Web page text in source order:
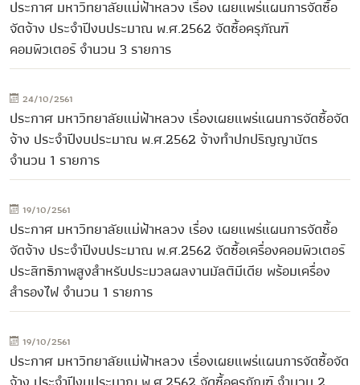
ประกาศ มหาวิทยาลัยแม่ฟ้าหลวง เรื่อง เผยแพร่แผนการจัดซื้อ
จัดจ้าง ประจำปีงบประมาณ พ.ศ.2562 จัดซื้อครุภัณฑ์
คอมพิวเตอร์ จำนวน 3 รายการ
24/10/2561
ประกาศ มหาวิทยาลัยแม่ฟ้าหลวง เรื่องเผยแพร่แผนการจัดซื้อจัด
จ้าง ประจำปีงบประมาณ พ.ศ.2562 จ้างทำปกปริญญาบัตร
จำนวน 1 รายการ
19/10/2561
ประกาศ มหาวิทยาลัยแม่ฟ้าหลวง เรื่อง เผยแพร่แผนการจัดซื้อ
จัดจ้าง ประจำปีงบประมาณ พ.ศ.2562 จัดซื้อเครื่องคอมพิวเตอร์
ประสิทธิภาพสูงสำหรับประมวลผลงานมัลติมีเดีย พร้อมเครื่อง
สำรองไฟ จำนวน 1 รายการ
19/10/2561
ประกาศ มหาวิทยาลัยแม่ฟ้าหลวง เรื่องเผยแพร่แผนการจัดซื้อจัด